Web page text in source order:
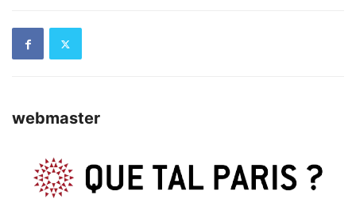
webmaster